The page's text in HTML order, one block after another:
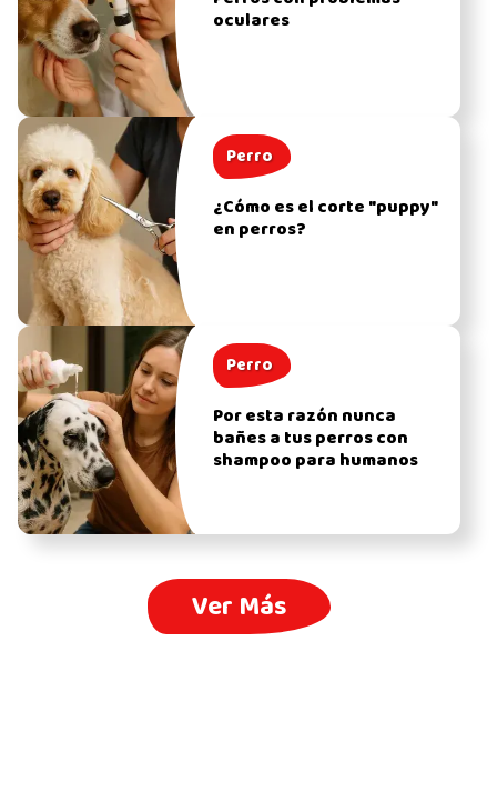
oculares
Perro
¿Cómo es el corte "puppy"
en perros?
Perro
Por esta razón nunca
bañes a tus perros con
shampoo para humanos
Ver Más